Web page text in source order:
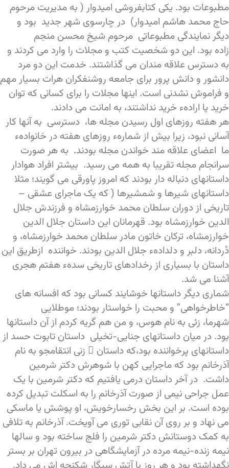
مطبوعات بود. یکی کتابفروشی امیدوار ( به مدیریت مرحوم
حاج محمد هاشم امیدوار) در چارسوی شهر جدید بود و
دیگر نمایندگی مطبوعاتی مرحوم شیخ محسن منجم
زاده بود. این دو شخصیت کتب و مجلات را وارد می کردند و
به دسترس علاقه مندان می گذاشتند. خدمت این دو مرد
دانشور و دانش پرور برای جامعه روشنفکران هرات بسیار مهم
و فراموش نشدنی است. اینها مجلات را برای کسانی که توان
خرید یا ارادهء خرید نداشتند، به امانت می دادند.
هر هفته روزهای اول رسیدن مجله ها، دسترسی به آنها کار
آسانی نبود، زیرا بیش از شمارهء روزهای هفته در خانوادهء
ما اعضای علاقه مند خواندن مجله بودند. به هر صورت
سرانجام مجله تقریبا به همه می رسید. بیشتر افراد هوادار
داستانهای دنباله دار بودند که امروز پاورقی می گویند؛ مثلا
داستانهای شیرها و شمشیرها ( که یک ماجرای عشقی –
تاریخی از دوران سلطان محمد خوارزمشاه و فرزندش جلال
الدین خوارزمشاه بود. قهرمانان این داستان جلال الدین
خوارزمشاه، ترکان خاتون مادر سلطان محمد خوارزمشاه، و
دُردانه، دلبر و دلدادهء جلال الدین بودند. خواننده ازطریق این
داستان با بسیاری از رخدادهای تاریخی سدهء هفتم هجری
آشنا می شد.
شماری دیگر داستانها خوشایند کسانی بود که افسانه های
“خاطرخواهی” و محبت را خواستار بودند؛ موطلایی
شهرما، زئی به نام هوس، و من هم گریه کردم از آن داستانها
بود. در میان داستانهای جنایی-تخیلی داستان تابوت حسد از
داستانهای پرخواننده بود،که داستان ِ زنی انتقامجو به نام
آذرخانم بود که ماجرایی کهن با شوهرش دکتر شرمین
داشت. در آخر داستان درمی یافتیم که دکتر شرمین با یک
عمل جراحی نیمی از صورت آذرخانم را به اسکلت تبدیل کرده
بوده است. بر این بخش رخسارخویش، او پوشش یا ماسکی
می نهاد و بر روی آن نقابی توری می آویخت. آذرخانم به تلافی
به کمک دوستانش دکتر شرمین را فلج ساخته بود و سالها
نیمه زنده-نیمه مرده در آزمایشگاهی در بیرون تهران بر بستر